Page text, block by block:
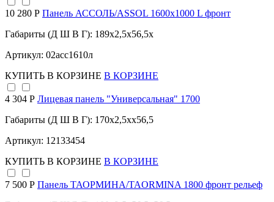
10 280 Р Панель АССОЛЬ/ASSOL 1600х1000 L фронт
Габариты (Д Ш В Г): 189x2,5x56,5x
Артикул: 02асс1610л
КУПИТЬ В КОРЗИНЕ В КОРЗИНЕ
4 304 Р Лицевая панель "Универсальная" 1700
Габариты (Д Ш В Г): 170x2,5xx56,5
Артикул: 12133454
КУПИТЬ В КОРЗИНЕ В КОРЗИНЕ
7 500 Р Панель ТАОРМИНА/TAORMINA 1800 фронт рельеф